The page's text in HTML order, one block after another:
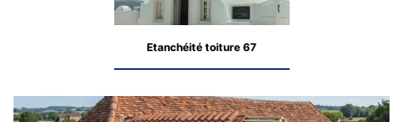
Etanchéité toiture 67